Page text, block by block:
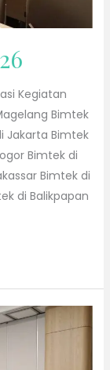
Kegiatan
Bimtek
Jakarta Bimtek
Bimtek di
Bimtek di
di Balikpapan